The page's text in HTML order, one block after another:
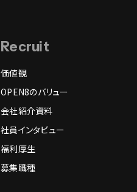
Recruit
価値観
OPEN8のバリュー
会社紹介資料
社員インタビュー
福利厚生
募集職種